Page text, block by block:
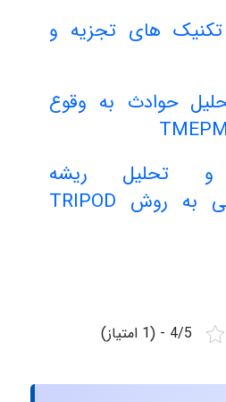
های تجزیه و
حوادث به وقوع
و تحلیل ریشه
اى حوادث برقى به روش TRIPOD
4/5 - (1 امتیاز)